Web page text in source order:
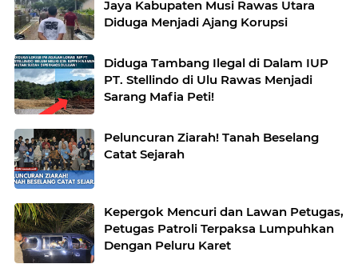
Jaya Kabupaten Musi Rawas Utara
Diduga Menjadi Ajang Korupsi
Diduga Tambang Ilegal di Dalam IUP
PT. Stellindo di Ulu Rawas Menjadi
Sarang Mafia Peti!
Peluncuran Ziarah! Tanah Beselang
Catat Sejarah
Kepergok Mencuri dan Lawan Petugas,
Petugas Patroli Terpaksa Lumpuhkan
Dengan Peluru Karet